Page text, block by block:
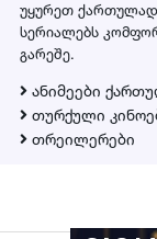
უყურეთ ქართულად
სერიალებს
გარეშე.
ანიმეები
თურქული
თრეილერები